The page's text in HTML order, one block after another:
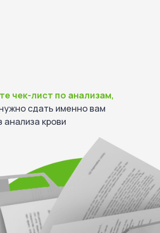
чек-лист по анализам,
сдать именно вам
анализа крови